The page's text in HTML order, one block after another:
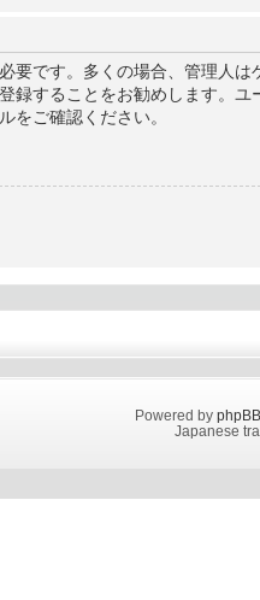
要です。多くの場合、管理人
録することをお勧めします。
をご確認ください。
Powered by phpBB
Japanese